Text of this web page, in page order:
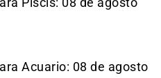
Piscis: 08 de agosto
Acuario: 08 de agosto